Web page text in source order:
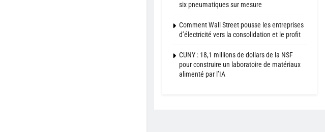
six pneumatiques sur mesure
Comment Wall Street pousse les entreprises
d’électricité vers la consolidation et le profit
CUNY : 18,1 millions de dollars de la NSF
pour construire un laboratoire de matériaux
alimenté par l’IA